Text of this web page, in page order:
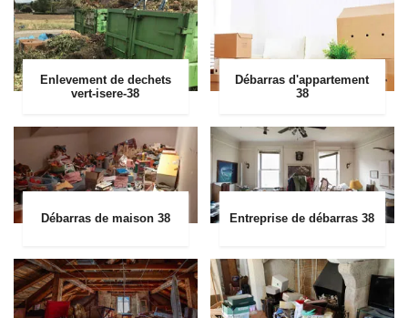
Enlevement de dechets
vert-isere-38
Débarras d'appartement
38
Débarras de maison 38 Entreprise de débarras 38